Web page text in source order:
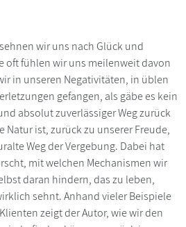
wir uns nach Glück und
oft fühlen wir uns meilenweit davon
in unseren Negativitäten, in üblen
gefangen, als gäbe es kein
absolut zuverlässiger Weg zurück
Natur ist, zurück zu unserer Freude,
Weg der Vergebung. Dabei hat
mit welchen Mechanismen wir
daran hindern, das zu leben,
sehnt. Anhand vieler Beispiele
zeigt der Autor, wie wir den